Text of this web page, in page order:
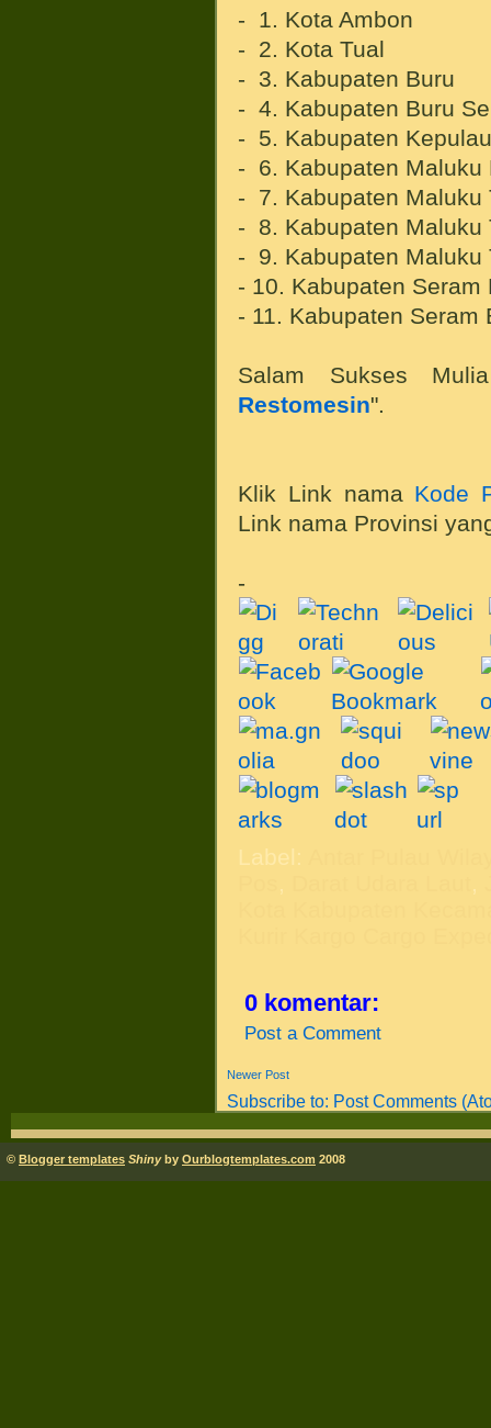
- 1. Kota Ambon
- 2. Kota Tual
- 3. Kabupaten Buru
- 4. Kabupaten Buru
- 5. Kabupaten
- 6. Kabupaten Maluku
- 7. Kabupaten Maluku
- 8. Kabupaten Maluku
- 9. Kabupaten Maluku
- 10. Kabupaten Seram
- 11. Kabupaten Seram
Salam Sukses
Restomesin".
Klik Link nama Kode
Link nama Provinsi
-
Label:
0 komentar:
Post a Comment
Newer Post
Subscribe to: Post Comments
© Blogger templates Shinyby Ourblogtemplates.com 2008